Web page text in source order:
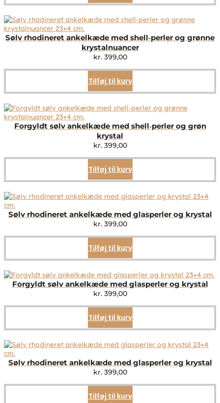
Sølv rhodineret ankelkæde med shell‑perler og grønne
krystalnuancer
kr.399,00
Tilføj til kurv
Forgyldt sølv ankelkæde med shell‑perler og grøn
krystal
kr.399,00
Tilføj til kurv
Sølv rhodineret ankelkæde med glasperler og krystal
kr.399,00
Tilføj til kurv
Forgyldt sølv ankelkæde med glasperler og krystal
kr.399,00
Tilføj til kurv
Sølv rhodineret ankelkæde med glasperler og krystal
kr.399,00
Tilføj til kurv